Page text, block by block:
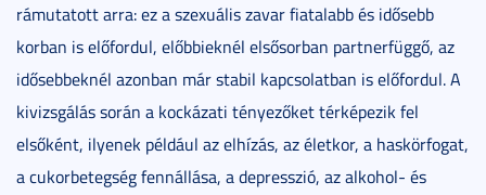
rámutatott arra: ez a szexuális zavar fiatalabb és idősebb
korban is előfordul, előbbieknél elsősorban partnerfüggő, az
idősebbeknél azonban már stabil kapcsolatban is előfordul. A
kivizsgálás során a kockázati tényezőket térképezik fel
elsőként, ilyenek például az elhízás, az életkor, a haskörfogat,
a cukorbetegség fennállása, a depresszió, az alkohol- és